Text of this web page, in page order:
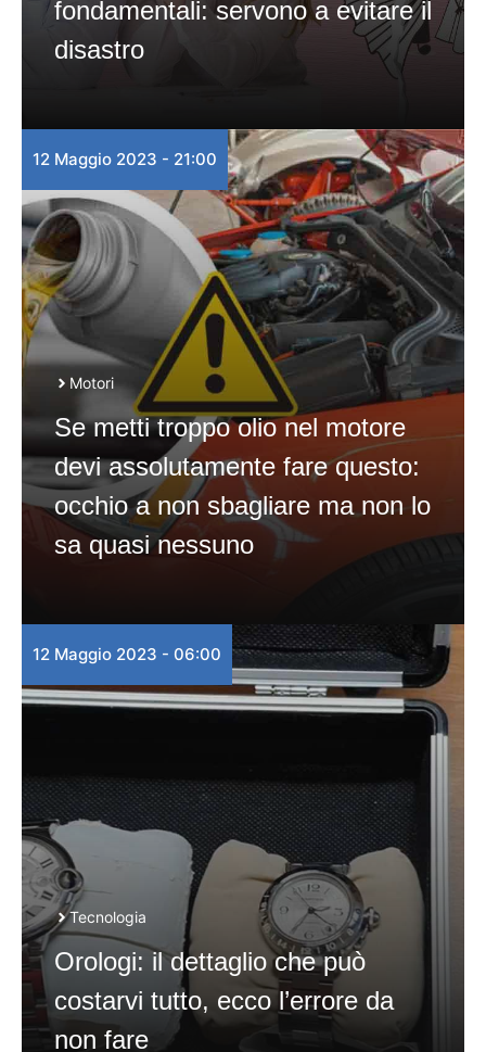
fondamentali: servono a evitare il
disastro
12 Maggio 2023 - 21:00
Motori
Se metti troppo olio nel motore
devi assolutamente fare questo:
occhio a non sbagliare ma non lo
sa quasi nessuno
12 Maggio 2023 - 06:00
Tecnologia
Orologi: il dettaglio che può
costarvi tutto, ecco l’errore da
non fare